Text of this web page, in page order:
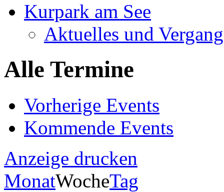
Kurpark am See
Aktuelles und
Alle Termine
Vorherige Events
Kommende Events
Anzeige drucken
MonatWocheTag